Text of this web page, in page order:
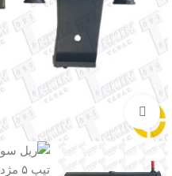
برای بزرگنمایی کلیک کنید